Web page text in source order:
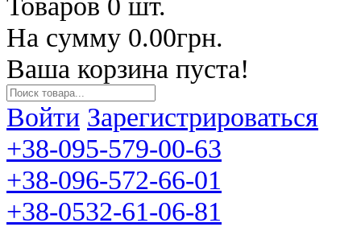
На сумму 0.00грн.
Ваша корзина пуста!
Войти Зарегистрироваться
+38-095-579-00-63
+38-096-572-66-01
+38-0532-61-06-81